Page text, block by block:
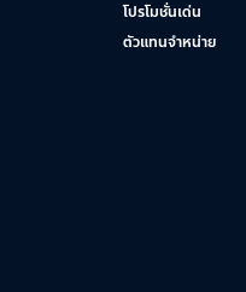
โปรโมชั่นเด่น
ตัวแทนจำหน่าย